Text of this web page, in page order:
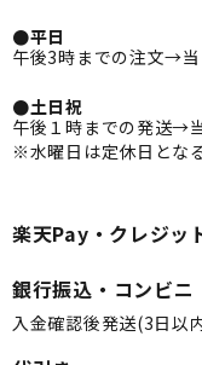
●平日
午後3時までの注文→
●土日祝
午後１時までの発送→
※水曜日は定休日とな
楽天Pay・クレジッ
銀行振込・コンビニ
入金確認後発送(3日以